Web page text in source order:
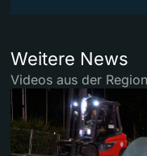
Weitere News
Videos aus der